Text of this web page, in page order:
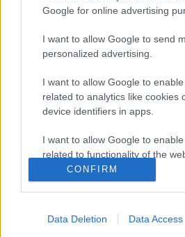
Google for online advertising
I want to allow Google to send
personalized advertising.
I want to allow Google to
related to analytics like cookies
device identifiers in apps.
I want to allow Google to
related to functionality of the
I want to allow Google to enable
I want to allow Google to
CONFIRM
Data Deletion Data Access
Ócseny harasó
Robinson
Lederhose